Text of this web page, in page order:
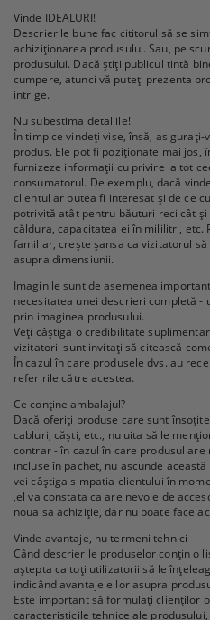
Vinde IDEALURI!
Descrierile bune fac cititorul să se
achiziționarea produsului. Sau, pe
produsului. Dacă știți publicul tintă
cumpere, atunci vă puteți prezenta
intrige.
Nu subestima detaliile!
În timp ce vindeți vise, însă,
produs. Ele pot fi poziționate mai jos,
furnizeze informații cu privire la tot
consumatorul. De exemplu, dacă
clientul ar putea fi interesat și de ce
potrivită atât pentru băuturi reci cât
căldura, capacitatea ei în mililitri, etc.
familiar, crește șansa ca vizitatorul
asupra dimensiunii.
Imaginile sunt de asemenea
necesitatea unei descrieri completă
prin imaginea produsului.
Veți câștiga o credibilitate
vizitatorii sunt invitați să citească
În cazul în care produsele dvs. au
referirile către acestea.
Ce conține ambalajul?
Dacă oferiți produse care sunt
cabluri, căști, etc., nu uita să le
contrar - în cazul în care produsul
incluse în pachet, nu ascunde
vei câștiga simpatia clientului în
,el va constata ca are nevoie de
noua sa achiziție, dar nu poate face
Vinde avantaje, nu termeni tehnici
Când descrierile produselor conțin o
aștepta ca toți utilizatorii să le
indicând avantajele lor asupra
Este important să formulați clienților
caracteristicile tehnice ale